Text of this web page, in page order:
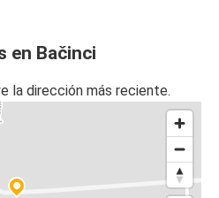
en Bačinci
la dirección más reciente.